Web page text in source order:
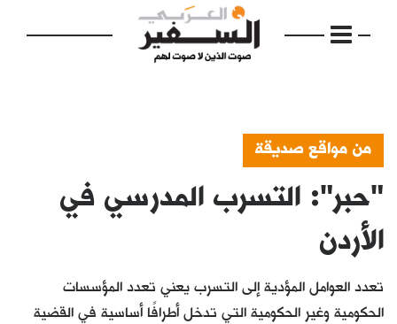
الرئيسية
مواضيع
فكرة
من مواقع صديقة
"حبر": التسرب المدرسي في
الأردن
تعدد العوامل المؤدية إلى التسرب يعني تعدد المؤسسات
الحكومية وغير الحكومية التي تدخل أطرافًا أساسية في القضية